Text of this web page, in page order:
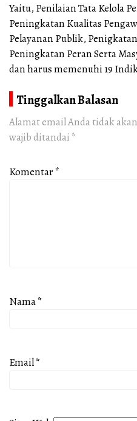
Yaitu, Penilaian Tata Kelola
Peningkatan Kualitas
Pelayanan Publik,
Peningkatan Peran Serta
dan harus memenuhi 19
Tinggalkan Balasan
Alamat email Anda tidak
wajib ditandai *
Komentar*
Nama*
Email*